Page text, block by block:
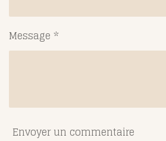
Message *
Envoyer un commentaire